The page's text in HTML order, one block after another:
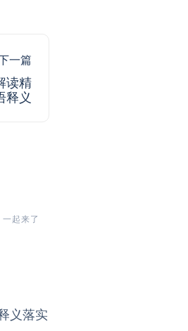
一篇
读精
释义
起来了
义落实